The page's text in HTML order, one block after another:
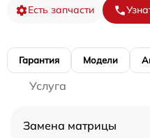
Есть запчасти
Гарантия Модели
Услуга
Замена матрицы